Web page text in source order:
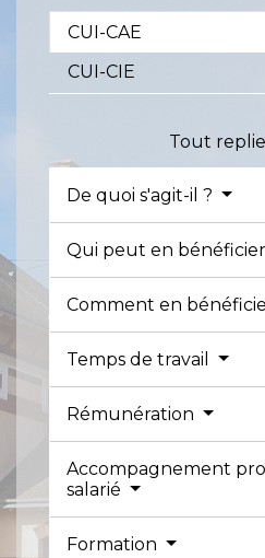
CUI-CAE
CUI-CIE
Tout
De quoi s'agit-il ?
Qui peut en
Comment en
Temps de travail
Rémunération
Accompagnement
salarié
Formation